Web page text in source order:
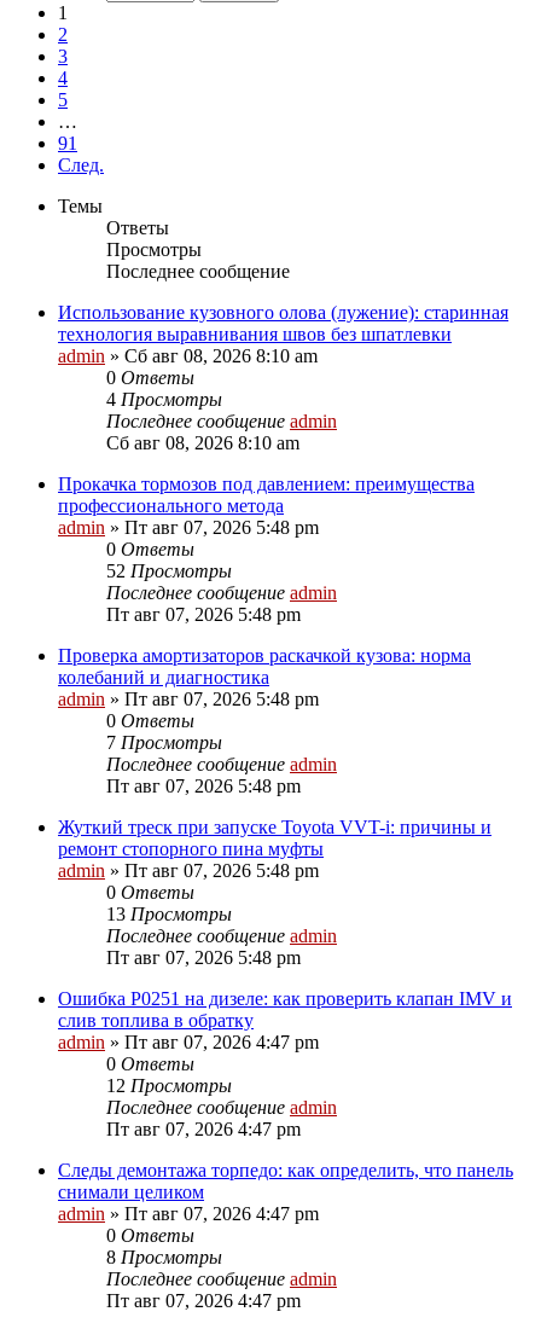
1
2
3
4
5
…
91
След.
Темы
Ответы
Просмотры
Последнее сообщение
Использование кузовного олова (лужение): старинная
технология выравнивания швов без шпатлевки
admin » Сб авг 08, 2026 8:10 am
0 Ответы
4 Просмотры
Последнее сообщение admin
Сб авг 08, 2026 8:10 am
Прокачка тормозов под давлением: преимущества
профессионального метода
admin » Пт авг 07, 2026 5:48 pm
0 Ответы
52 Просмотры
Последнее сообщение admin
Пт авг 07, 2026 5:48 pm
Проверка амортизаторов раскачкой кузова: норма
колебаний и диагностика
admin » Пт авг 07, 2026 5:48 pm
0 Ответы
7 Просмотры
Последнее сообщение admin
Пт авг 07, 2026 5:48 pm
Жуткий треск при запуске Toyota VVT-i: причины и
ремонт стопорного пина муфты
admin » Пт авг 07, 2026 5:48 pm
0 Ответы
13 Просмотры
Последнее сообщение admin
Пт авг 07, 2026 5:48 pm
Ошибка P0251 на дизеле: как проверить клапан IMV и
слив топлива в обратку
admin » Пт авг 07, 2026 4:47 pm
0 Ответы
12 Просмотры
Последнее сообщение admin
Пт авг 07, 2026 4:47 pm
Следы демонтажа торпедо: как определить, что панель
снимали целиком
admin » Пт авг 07, 2026 4:47 pm
0 Ответы
8 Просмотры
Последнее сообщение admin
Пт авг 07, 2026 4:47 pm